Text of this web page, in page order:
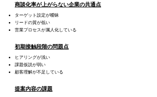
商談化率が上がらない企業の共通点
ターゲット設定が曖昧
リードの質が低い
営業プロセスが属人化している
初期接触段階の問題点
ヒアリングが浅い
課題仮説が弱い
顧客理解が不足している
提案内容の課題